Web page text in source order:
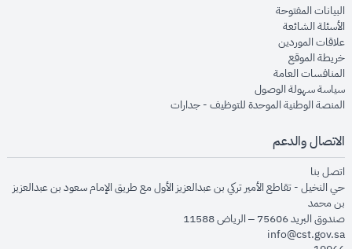
البيانات المفتوحةopens in new window
الأسئلة الشائعةopens in new window
علاقات الموردينopens in new window
خريطة الموقعopens in new window
المنافسات العامةopens in new window
سياسة سهولة الوصولopens in new window
المنصة الوطنية الموحدة للتوظيف - جداراتopens in new window
الاتصال والدعم
اتصل بنا
حي النخيل - تقاطع الأمير تركي بن عبدالعزيز الأول مع طريق الإمام سعود بن عبدالعزيز
بن محمد
صندوق البريد 75606 – الرياض 11588
info@cst.gov.sa